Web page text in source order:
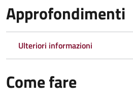
Approfondimenti
Ulteriori informazioni
Come fare